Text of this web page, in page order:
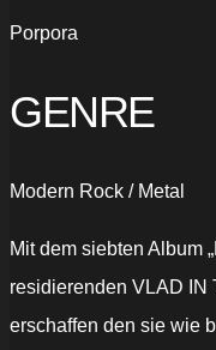
Porpora
GENRE
Modern Rock / Metal
Mit dem siebten Album
residierenden VLAD IN
erschaffen den sie wie